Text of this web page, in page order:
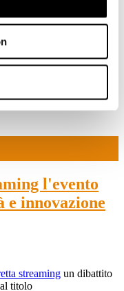
e cioè che la forma
c’è il rischio che diventi
l'evento
innovazione
streaming un dibattito
titolo